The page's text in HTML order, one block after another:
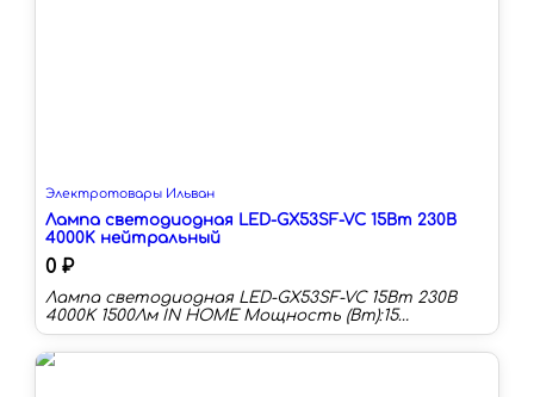
Электротовары Ильван
Лампа светодиодная LED-GX53SF-VC 15Вт 230В
4000K нейтральный
0 ₽
Лампа светодиодная LED-GX53SF-VC 15Вт 230В
4000K 1500Лм IN HOME Мощность (Вт):15
Цоколь:GX53 Цветовая температура:4000 К Тип
колбы:GX Световой поток:1500 лм Световая